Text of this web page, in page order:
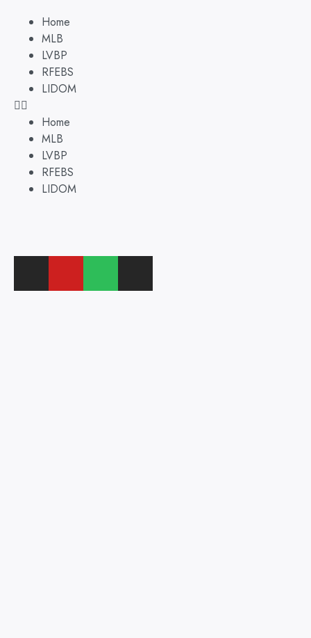
Home
MLB
LVBP
RFEBS
LIDOM
Home
MLB
LVBP
RFEBS
LIDOM